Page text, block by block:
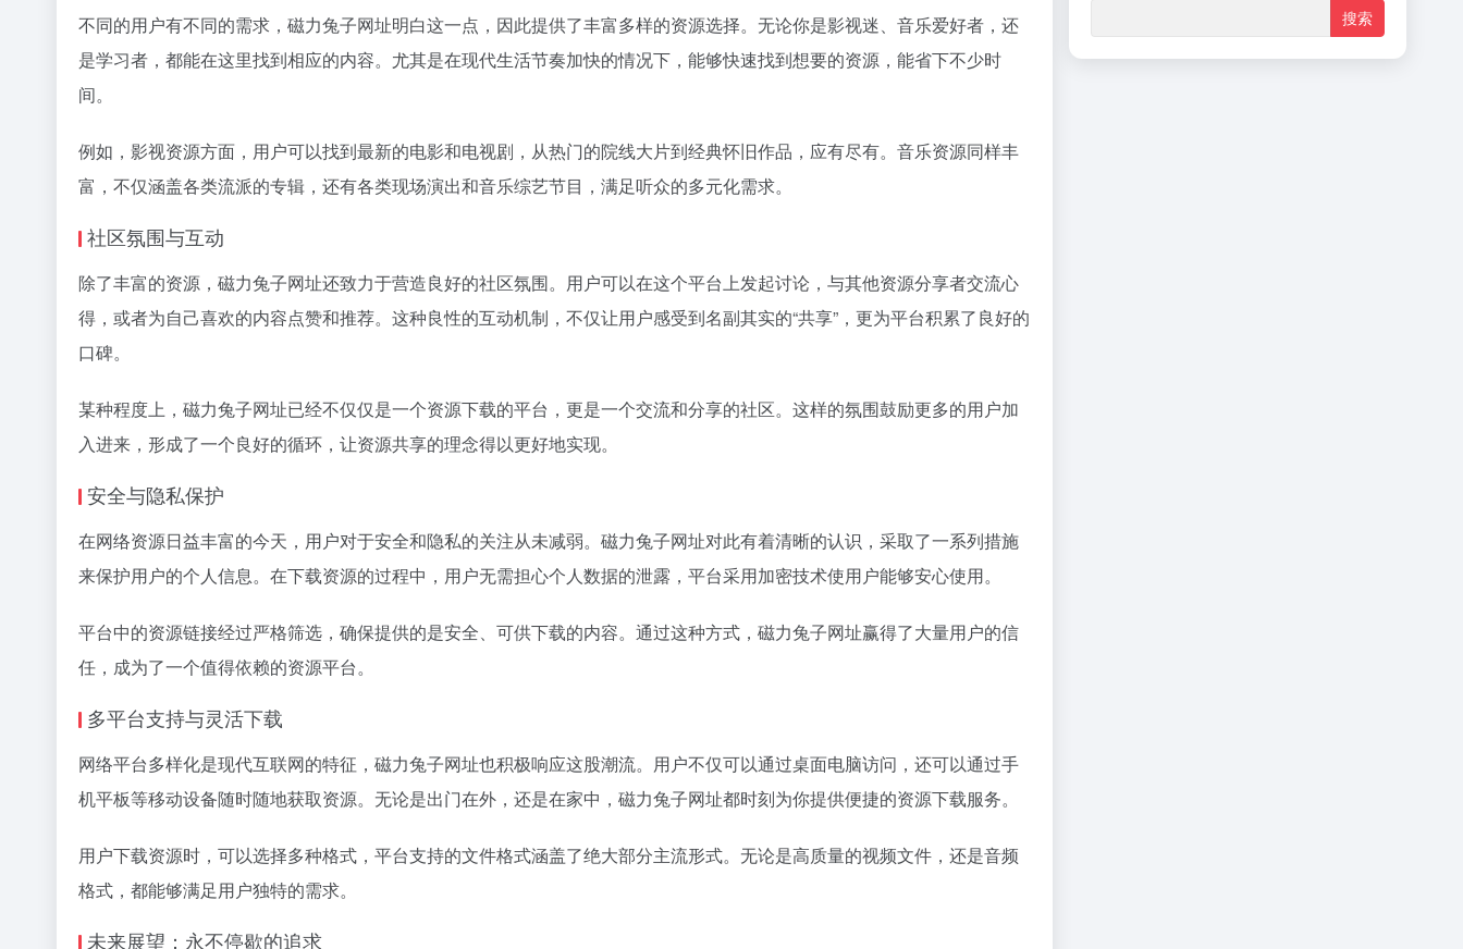
不同的用户有不同的需求，磁力兔子网址明白这一点，因此提供了丰富多样的资源选择。无论你是影视迷、音乐爱好者，还
是学习者，都能在这里找到相应的内容。尤其是在现代生活节奏加快的情况下，能够快速找到想要的资源，能省下不少时
间。
例如，影视资源方面，用户可以找到最新的电影和电视剧，从热门的院线大片到经典怀旧作品，应有尽有。音乐资源同样丰
富，不仅涵盖各类流派的专辑，还有各类现场演出和音乐综艺节目，满足听众的多元化需求。
社区氛围与互动
除了丰富的资源，磁力兔子网址还致力于营造良好的社区氛围。用户可以在这个平台上发起讨论，与其他资源分享者交流心
得，或者为自己喜欢的内容点赞和推荐。这种良性的互动机制，不仅让用户感受到名副其实的“共享”，更为平台积累了良好的
口碑。
某种程度上，磁力兔子网址已经不仅仅是一个资源下载的平台，更是一个交流和分享的社区。这样的氛围鼓励更多的用户加
入进来，形成了一个良好的循环，让资源共享的理念得以更好地实现。
安全与隐私保护
在网络资源日益丰富的今天，用户对于安全和隐私的关注从未减弱。磁力兔子网址对此有着清晰的认识，采取了一系列措施
来保护用户的个人信息。在下载资源的过程中，用户无需担心个人数据的泄露，平台采用加密技术使用户能够安心使用。
平台中的资源链接经过严格筛选，确保提供的是安全、可供下载的内容。通过这种方式，磁力兔子网址赢得了大量用户的信
任，成为了一个值得依赖的资源平台。
多平台支持与灵活下载
网络平台多样化是现代互联网的特征，磁力兔子网址也积极响应这股潮流。用户不仅可以通过桌面电脑访问，还可以通过手
机平板等移动设备随时随地获取资源。无论是出门在外，还是在家中，磁力兔子网址都时刻为你提供便捷的资源下载服务。
用户下载资源时，可以选择多种格式，平台支持的文件格式涵盖了绝大部分主流形式。无论是高质量的视频文件，还是音频
格式，都能够满足用户独特的需求。
未来展望：永不停歇的追求